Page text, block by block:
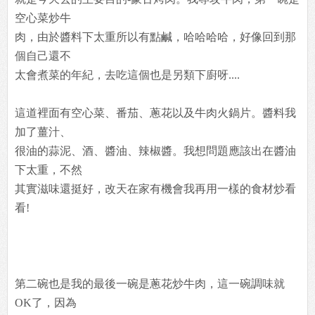
空心菜炒牛
肉，由於醬料下太重所以有點鹹，哈哈哈哈，好像回到那
個自己還不
太會煮菜的年紀，去吃這個也是另類下廚呀....
這道裡面有空心菜、番茄、蔥花以及牛肉火鍋片。醬料我
加了薑汁、
很油的蒜泥、酒、醬油、辣椒醬。我想問題應該出在醬油
下太重，不然
其實滋味還挺好，改天在家有機會我再用一樣的食材炒看
看!
第二碗也是我的最後一碗是蔥花炒牛肉，這一碗調味就
OK了，因為